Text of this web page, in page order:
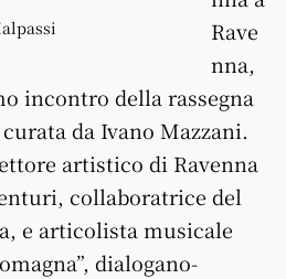
Rave
nna,
incontro della rassegna
da Ivano Mazzani.
artistico di Ravenna
collaboratrice del
e articolista musicale
dialogano-